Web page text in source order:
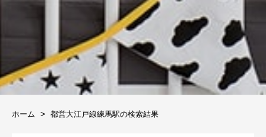
ホーム 都営大江戸線練馬駅の検索結果